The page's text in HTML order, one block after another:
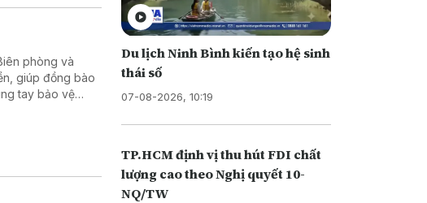
phòng và
giúp đồng bào
tay bảo vệ
Du lịch Ninh Bình kiến tạo hệ sinh
thái số
07-08-2026, 10:19
TP.HCM định vị thu hút FDI chất
lượng cao theo Nghị quyết 10-
NQ/TW